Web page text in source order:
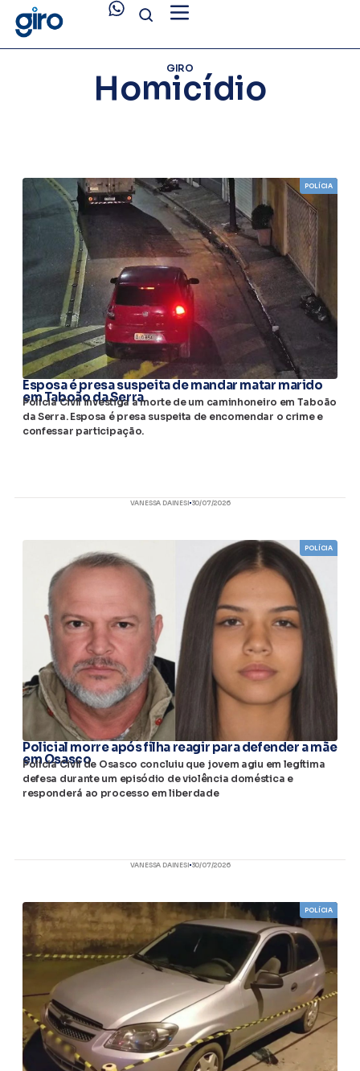
GIRO
Homicídio
POLÍCIA
Esposa é presa suspeita de mandar matar marido
em Taboão da Serra
Polícia Civil investiga a morte de um caminhoneiro em Taboão
da Serra. Esposa é presa suspeita de encomendar o crime e
confessar participação.
VANESSA DAINESI 30/07/2026
POLÍCIA
Policial morre após filha reagir para defender a mãe
em Osasco
Polícia Civil de Osasco concluiu que jovem agiu em legítima
defesa durante um episódio de violência doméstica e
responderá ao processo em liberdade
VANESSA DAINESI 30/07/2026
POLÍCIA